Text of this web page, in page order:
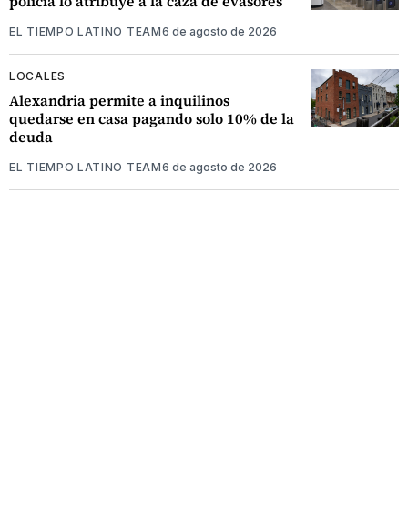
EL TIEMPO LATINO TEAM6 de agosto de 2026
LOCALES
Alexandria permite a inquilinos
quedarse en casa pagando solo 10% de la
deuda
EL TIEMPO LATINO TEAM6 de agosto de 2026